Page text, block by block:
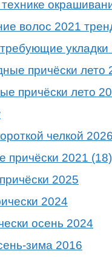
укладки
причёски лето
челкой 2026
2025
осень 2024